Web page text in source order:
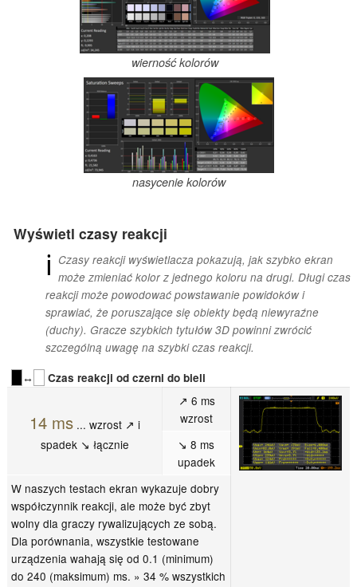
wierność kolorów
nasycenie kolorów
Wyświetl czasy reakcji
ℹ Czasy reakcji wyświetlacza pokazują, jak szybko ekran
może zmieniać kolor z jednego koloru na drugi. Długi czas
reakcji może powodować powstawanie powidoków i
sprawiać, że poruszające się obiekty będą niewyraźne
(duchy). Gracze szybkich tytułów 3D powinni zwrócić
szczególną uwagę na szybki czas reakcji.
↔
Czas reakcji od czerni do bieli
14 ms... wzrost ↗ i
spadek ↘ łącznie
↗ 6 ms
wzrost
↘ 8 ms
upadek
W naszych testach ekran wykazuje dobry
współczynnik reakcji, ale może być zbyt
wolny dla graczy rywalizujących ze sobą.
Dla porównania, wszystkie testowane
urządzenia wahają się od 0.1 (minimum)
do 240 (maksimum) ms. » 34 % wszystkich